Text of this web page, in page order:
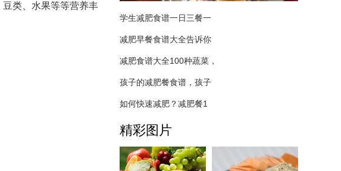
类、水果等等营养丰
学生减肥食谱一日三餐一
减肥早餐食谱大全告诉你
减肥食谱大全100种蔬菜，
孩子的减肥餐食谱，孩子
如何快速减肥？减肥餐1
精彩图片